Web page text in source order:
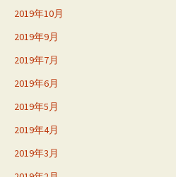
2019年10月
2019年9月
2019年7月
2019年6月
2019年5月
2019年4月
2019年3月